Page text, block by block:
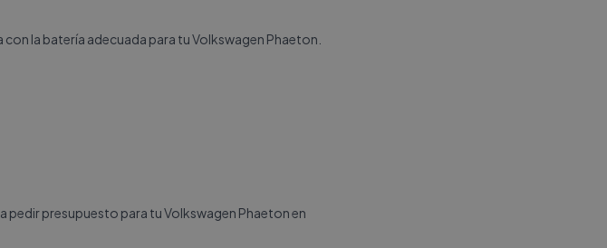
la batería adecuada para tu Volkswagen Phaeton.
pedir presupuesto para tu Volkswagen Phaeton en